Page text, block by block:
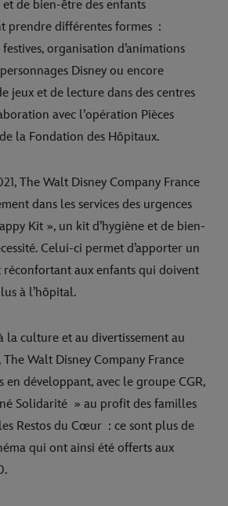
de bien-être des enfants
prendre différentes formes :
organisation d’animations
Disney ou encore
jeux et de lecture dans des centres
avec l’opération Pièces
la Fondation des Hôpitaux.
The Walt Disney Company France
dans les services des urgences
Kit », un kit d’hygiène et de bien-
Celui-ci permet d’apporter un
réconfortant aux enfants qui doivent
à l’hôpital.
la culture et au divertissement au
Walt Disney Company France
en développant, avec le groupe CGR,
Solidarité » au profit des familles
Restos du Cœur : ce sont plus de
qui ont ainsi été offerts aux